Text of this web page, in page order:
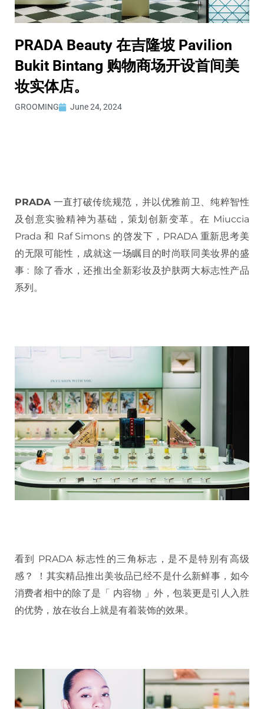
PRADA Beauty 在吉隆坡 Pavilion
Bukit Bintang 购物商场开设首间美
妆实体店。
GROOMING June 24, 2024
PRADA一直打破传统规范，并以优雅前卫、纯粹智性
及创意实验精神为基础，策划创新变革。在 Miuccia
Prada 和 Raf Simons 的啓发下，PRADA 重新思考美
的无限可能性，成就这一场瞩目的时尚联同美妆界的盛
事 : 除了香水，还推出全新彩妆及护肤两大标志性产品
系列。
看到 PRADA 标志性的三角标志，是不是特别有高级
感？ ！其实精品推出美妆品已经不是什么新鲜事，如今
消费者相中的除了是「 内容物 」外，包装更是引人入胜
的优势，放在妆台上就是有着装饰的效果。